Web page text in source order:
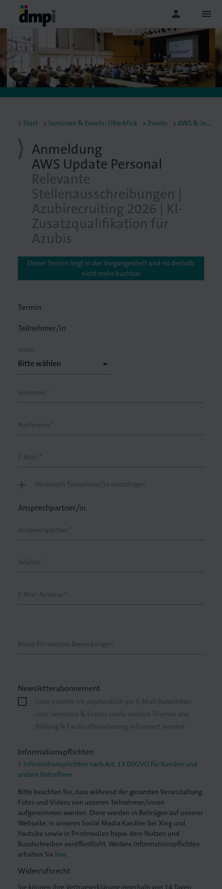
person menu
Start Seminare & Events: Überblick Events AWS & Infoveranstaltungen
Anmeldung
AWS Update Personal
Relevante
Stellenausschreibungen |
Azubirecruiting 2026 | KI-
Zusatzqualifikation für
Azubis
Dieser Termin liegt in der Vergangenheit und ist deshalb
nicht mehr buchbar.
Termin
Teilnehmer/in
Anrede
Vorname *
Nachname *
E-Mail *
Weitere/n Teilnehmer/in hinzufügen
Ansprechpartner/in
Ansprechpartner *
Telefon *
E-Mail Adresse *
Raum für weitere Bemerkungen
Newsletterabonnement
Gern möchte ich wöchentlich per E-Mail-Newsletter
über Seminare & Events sowie weitere Themen wie
Bildung & Fachkräftesicherung informiert werden.
Informationspflichten
Informationsplichten nach Art. 13 DSGVO für Kunden und
andere Betroffene
Bitte beachten Sie, dass während der gesamten Veranstaltung
Fotos und Videos von unseren Teilnehmer/innen
aufgenommen werden. Diese werden in Beiträgen auf unserer
Webseite, in unseren Social Media Kanälen bei Xing und
Youtube sowie in Printmedien bspw. dem Nutzen und
Rundschreiben veröffentlicht. Weitere Informationspflichten
erhalten Sie hier.
Widerrufsrecht